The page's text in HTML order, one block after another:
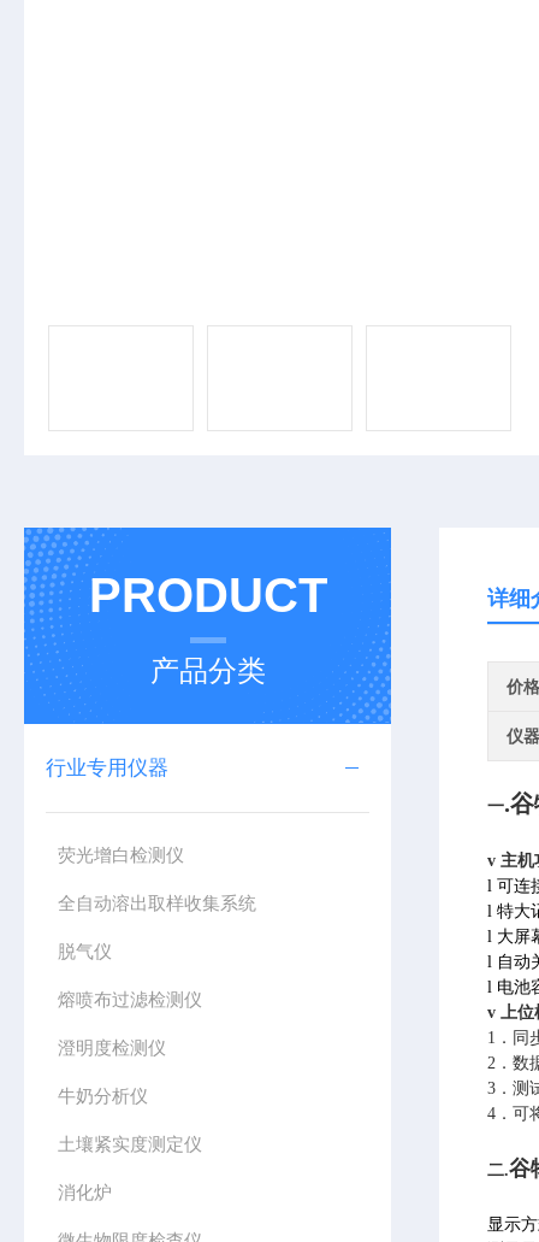
PRODUCT
产品分类
行业专用仪器
荧光增白检测仪
全自动溶出取样收集系统
脱气仪
熔喷布过滤检测仪
澄明度检测仪
牛奶分析仪
土壤紧实度测定仪
消化炉
详细
价
仪
一.谷
v 主机
l 可连
l 特大
l 大屏
l 自动
l 电池
v 上位
1．同
2．数
3．测
4．可
二.谷
显示